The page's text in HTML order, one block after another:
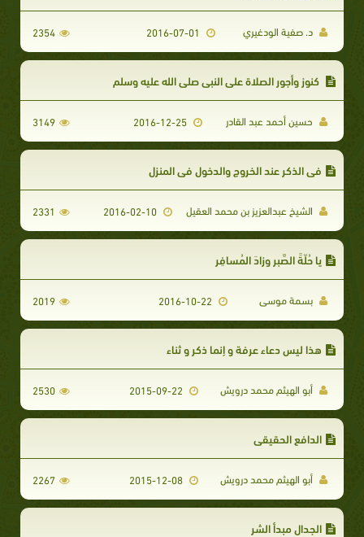
د. صفية الودغيري 2354
كنوز وأجور الصلاة على النبي صلى الله عليه وسلم
حسين أحمد عبد القادر 2016-12-25
3149
في الذكر عند الخروج والدخول في المنزل
الشيخ عبدالعزيز بن محمد العقيل 2331
يا حُلّةََ الصَّبرِ وزادَ المُسافِر
بسمة موسى 2019
هذا ليس دعاء عرفة و إنما ذكر و ثناء
أبو الهيثم محمد درويش 2530
الدافع الحقيقي
أبو الهيثم محمد درويش 2015-12-08
2267
الجدال مبدأ الشر